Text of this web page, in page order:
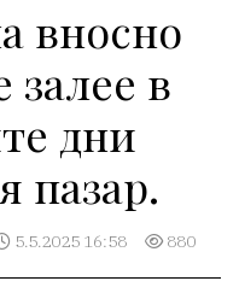
вносно
в
дни
пазар.
5.5.2025 16:58 880